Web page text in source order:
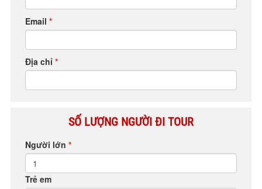
Email *
Địa chỉ *
SỐ LƯỢNG NGƯỜI ĐI TOUR
Người lớn *
Trẻ em